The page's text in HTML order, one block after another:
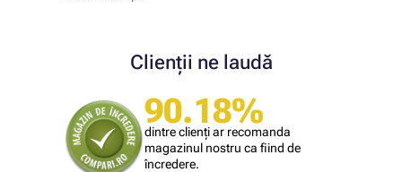
Clienții ne laudă
90.18%
dintre clienți ar recomanda
magazinul nostru ca fiind de
încredere.